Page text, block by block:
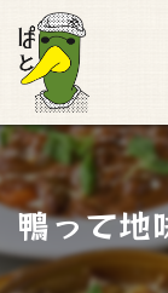
鴨って地